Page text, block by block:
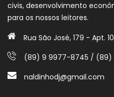
civis, desenvolvimento
para os nossos leitores.
Rua São José, 179 - Apt.
(89) 9 9977-8745 / (89)
naldinhodj@gmail.com